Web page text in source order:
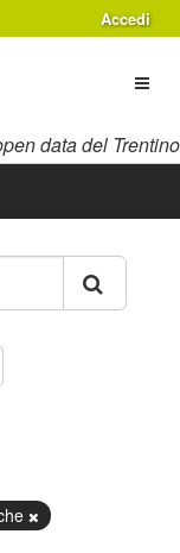
Accedi
data del Trentino